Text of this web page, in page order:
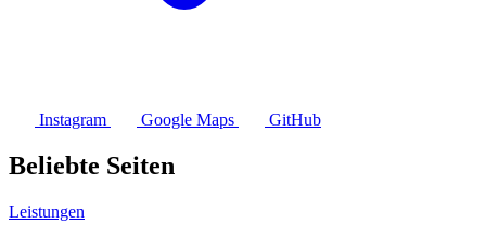
Instagram Google Maps GitHub
Beliebte Seiten
Leistungen